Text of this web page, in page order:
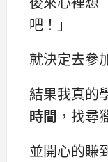
吧！」
就決定去參
結果我真的
時間 ，找尋
並開心的賺